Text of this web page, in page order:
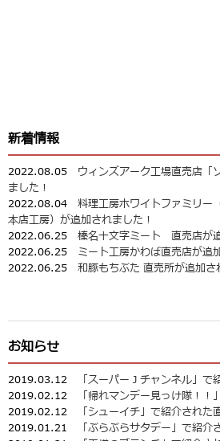
新着情報
2022.08.05 ウィンズアーク工場直売店「
ました！
2022.08.04 料理工房ホワイトファミリー
本店工房）が追加されました！
2022.06.25 榛名十文字ミート 直売店が
2022.06.25 ミート工房かわば直売店が追
2022.06.25 和豚もちぶた 直売所が追加さ
お知らせ
2019.03.12
「スーパーＪチャンネル」
2019.02.12
「帰れマンデー見っけ隊！
2019.02.12
「シューイチ」で紹介された
2019.01.21
「ぶらぶらサタデー」で紹介